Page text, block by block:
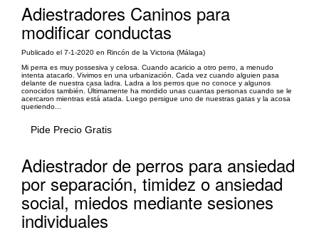
Adiestradores Caninos para
modificar conductas
Publicado el 7-1-2020 en Rincón de la Victoria (Málaga)
Mi perra es muy possesiva y celosa. Cuando acaricio a otro perro, a menudo
intenta atacarlo. Vivimos en una urbanización. Cada vez cuando alguien pasa
delante de nuestra casa ladra. Ladra a los perros que no conoce y algunos
conocidos también. Últimamente ha mordido unas cuantas personas cuando se le
acercaron mientras está atada. Luego persigue uno de nuestras gatas y la acosa
queriendo...
Pide Precio Gratis
Adiestrador de perros para ansiedad
por separación, timidez o ansiedad
social, miedos mediante sesiones
individuales